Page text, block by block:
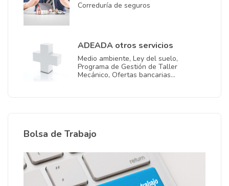
Correduría de seguros
ADEADA otros servicios
Medio ambiente, Ley del suelo,
Programa de Gestión de Taller
Mecánico, Ofertas bancarias…
Bolsa de Trabajo